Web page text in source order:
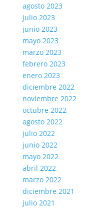
agosto 2023
julio 2023
junio 2023
mayo 2023
marzo 2023
febrero 2023
enero 2023
diciembre 2022
noviembre 2022
octubre 2022
agosto 2022
julio 2022
junio 2022
mayo 2022
abril 2022
marzo 2022
diciembre 2021
julio 2021